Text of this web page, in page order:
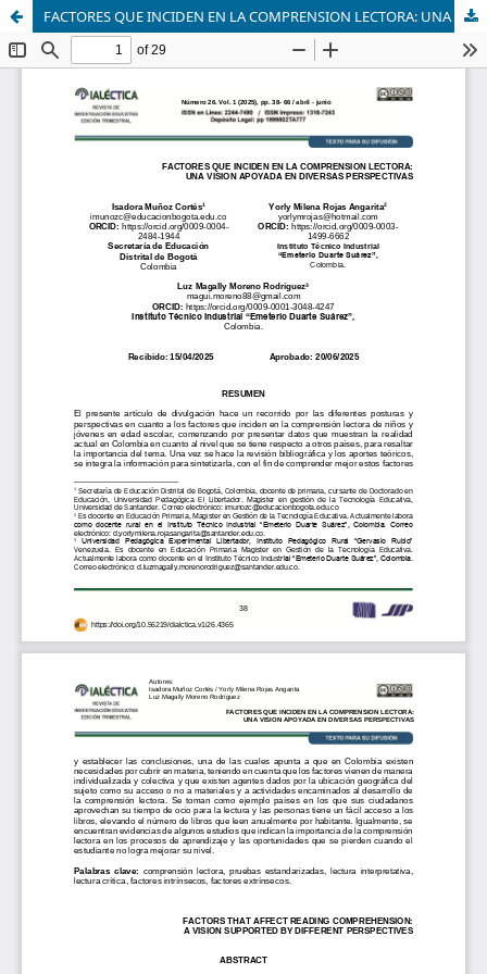
FACTORES QUE INCIDEN EN LA COMPRENSION LECTORA: UNA VISION APOYADA EN DIVERSAS PERSPECTIVAS